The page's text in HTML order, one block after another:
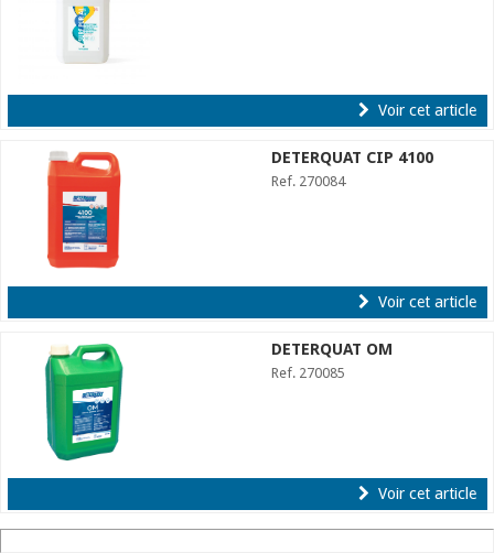
Voir cet article
DETERQUAT CIP 4100
Ref. 270084
Voir cet article
DETERQUAT OM
Ref. 270085
Voir cet article